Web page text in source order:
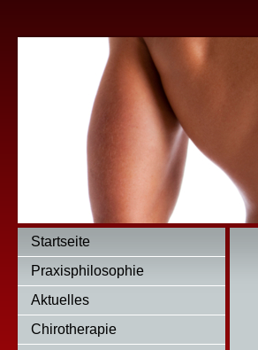
030/
Startseite
Praxisphilosophie
Aktuelles
Chirotherapie